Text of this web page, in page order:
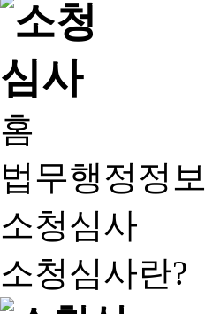
홈
법무행정정보
소청심사
소청심사란?